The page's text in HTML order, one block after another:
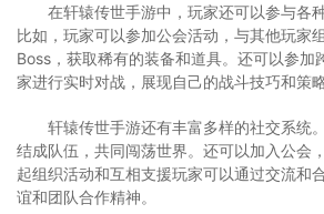
在轩辕传世手游中，玩家还可以参与各
比如，玩家可以参加公会活动，与其他玩家
Boss，获取稀有的装备和道具。还可以参加
家进行实时对战，展现自己的战斗技巧和策略
轩辕传世手游还有丰富多样的社交系统
结成队伍，共同闯荡世界。还可以加入公会
起组织活动和互相支援玩家可以通过交流和
谊和团队合作精神。